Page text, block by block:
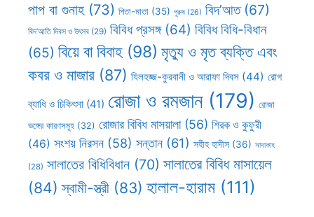
পাপ বা গুনাহ(73) পিতা-মাতা (35) পুরুষ (26) বিদ’আত(67)
বিদ’আতি দিবস ও উৎসব (29) বিবিধ প্রসঙ্গ(64) বিবিধ বিধি-বিধান
(65) বিয়ে বা বিবাহ (98) মৃত্যু ও মৃত ব্যক্তি এবং
কবর ও মাজার (87) যিলহজ্জ-কুরবানী ও আরাফা দিবস (44) রোগ
ব্যাধি ও চিকিৎসা (41) রোজা ও রমজান(179) রোজা
ভঙ্গের কারণসমূহ (32) রোজার বিবিধ মাসয়ালা(56) শিরক ও কুফুরী
(46) সংশয় নিরসন (58) সন্তান (61) সহীহ হাদীস (36) সাদাকাহ
(28) সালাতের বিধিবিধান (70) সালাতের বিবিধ মাসায়েল
(84) স্বামী-স্ত্রী (83) হালাল-হারাম (111)